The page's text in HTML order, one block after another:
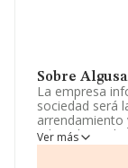
Sobre
La empresa
sociedad será
admitida en
inmuebles,
Ver más